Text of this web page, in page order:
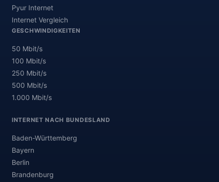
Pyur Internet
Internet Vergleich
GESCHWINDIGKEITEN
50 Mbit/s
100 Mbit/s
250 Mbit/s
500 Mbit/s
1.000 Mbit/s
INTERNET NACH BUNDESLAND
Baden-Württemberg
Bayern
Berlin
Brandenburg